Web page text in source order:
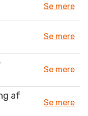
Se mere
Se mere
Se mere
af
Se mere